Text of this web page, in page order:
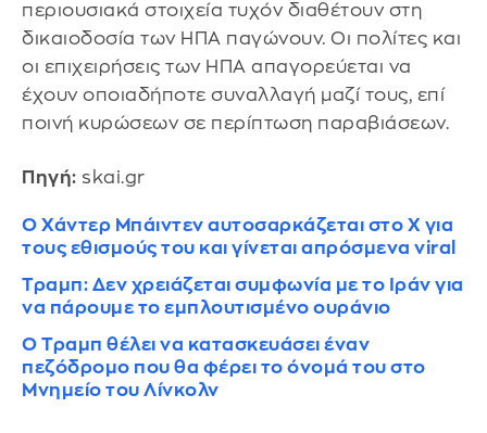
περιουσιακά στοιχεία τυχόν διαθέτουν στη
δικαιοδοσία των ΗΠΑ παγώνουν. Οι πολίτες και
οι επιχειρήσεις των ΗΠΑ απαγορεύεται να
έχουν οποιαδήποτε συναλλαγή μαζί τους, επί
ποινή κυρώσεων σε περίπτωση παραβιάσεων.
Πηγή: skai.gr
Ο Χάντερ Μπάιντεν αυτοσαρκάζεται στο Χ για
τους εθισμούς του και γίνεται απρόσμενα viral
Τραμπ: Δεν χρειάζεται συμφωνία με το Ιράν για
να πάρουμε το εμπλουτισμένο ουράνιο
Ο Τραμπ θέλει να κατασκευάσει έναν
πεζόδρομο που θα φέρει το όνομά του στο
Μνημείο του Λίνκολν